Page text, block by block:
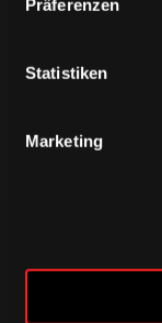
Präferenzen
Statistiken
Marketing